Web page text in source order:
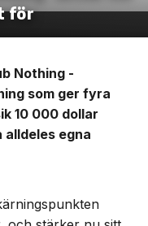
för
Nothing -
som ger fyra
10 000 dollar
egna